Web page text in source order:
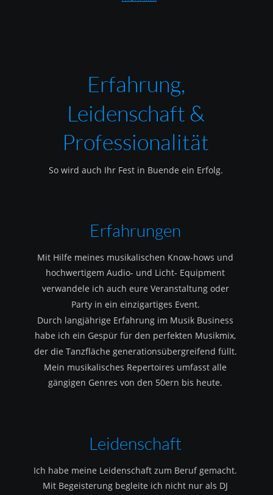
Erfahrung,
Leidenschaft &
Professionalität
So wird auch Ihr Fest in Buende ein Erfolg.
Erfahrungen
Mit Hilfe meines musikalischen Know-hows und
hochwertigem Audio- und Licht- Equipment
verwandele ich auch eure Veranstaltung oder
Party in ein einzigartiges Event.
Durch langjährige Erfahrung im Musik Business
habe ich ein Gespür für den perfekten Musikmix,
der die Tanzfläche generationsübergreifend füllt.
Mein musikalisches Repertoires umfasst alle
gängigen Genres von den 50ern bis heute.
Leidenschaft
Ich habe meine Leidenschaft zum Beruf gemacht.
Mit Begeisterung begleite ich nicht nur als DJ